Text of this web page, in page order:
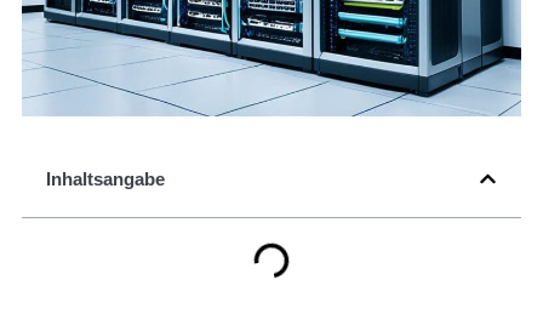
Inhaltsangabe